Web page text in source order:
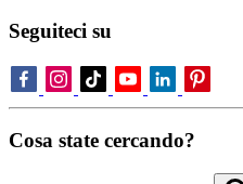
Seguiteci su
Cosa state cercando?